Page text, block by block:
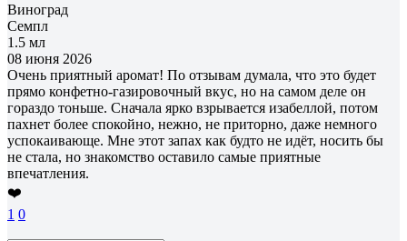
Виноград
Семпл
1.5 мл
08 июня 2026
Очень приятный аромат! По отзывам думала, что это будет
прямо конфетно-газировочный вкус, но на самом деле он
гораздо тоньше. Сначала ярко взрывается изабеллой, потом
пахнет более спокойно, нежно, не приторно, даже немного
успокаивающе. Мне этот запах как будто не идёт, носить бы
не стала, но знакомство оставило самые приятные
впечатления.
❤️
1 0